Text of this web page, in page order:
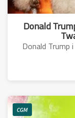
Donald
Donald
CGM